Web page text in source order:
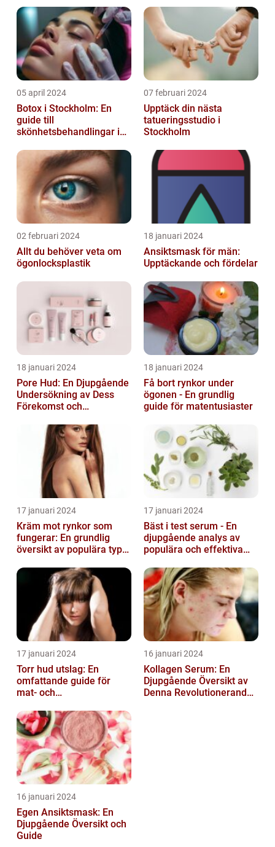
05 april 2024
Botox i Stockholm: En
guide till
skönhetsbehandlingar i
07 februari 2024
Upptäck din nästa
tatueringsstudio i
Stockholm
02 februari 2024
Allt du behöver veta om
ögonlocksplastik
18 januari 2024
Ansiktsmask för män:
Upptäckande och fördelar
18 januari 2024
Pore Hud: En Djupgående
Undersökning av Dess
Förekomst och
18 januari 2024
Få bort rynkor under
ögonen - En grundlig
guide för matentusiaster
17 januari 2024
Kräm mot rynkor som
fungerar: En grundlig
översikt av populära typer
17 januari 2024
Bäst i test serum - En
djupgående analys av
populära och effektiva
17 januari 2024
Torr hud utslag: En
omfattande guide för
mat- och
16 januari 2024
Kollagen Serum: En
Djupgående Översikt av
Denna Revolutionerande
16 januari 2024
Egen Ansiktsmask: En
Djupgående Översikt och
Guide